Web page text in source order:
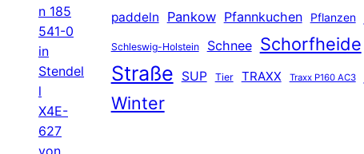
n 185
541-0
in
Stendel
l
X4E-
627
von
paddeln Pankow Pfannkuchen Pflanzen
Schleswig-Holstein Schnee Schorfheide
Straße SUP Tier TRAXX Traxx P160 AC3
Winter